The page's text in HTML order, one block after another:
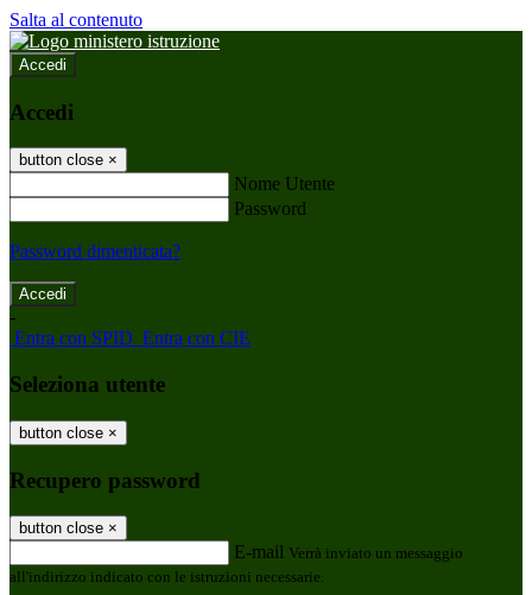
Salta al contenuto
Accedi
Accedi
button close ×
Nome Utente
Password
Password dimenticata?
-
Entra con SPID Entra con CIE
Seleziona utente
button close ×
Recupero password
button close ×
E-mail Verrà inviato un messaggio
all'indirizzo indicato con le istruzioni necessarie.